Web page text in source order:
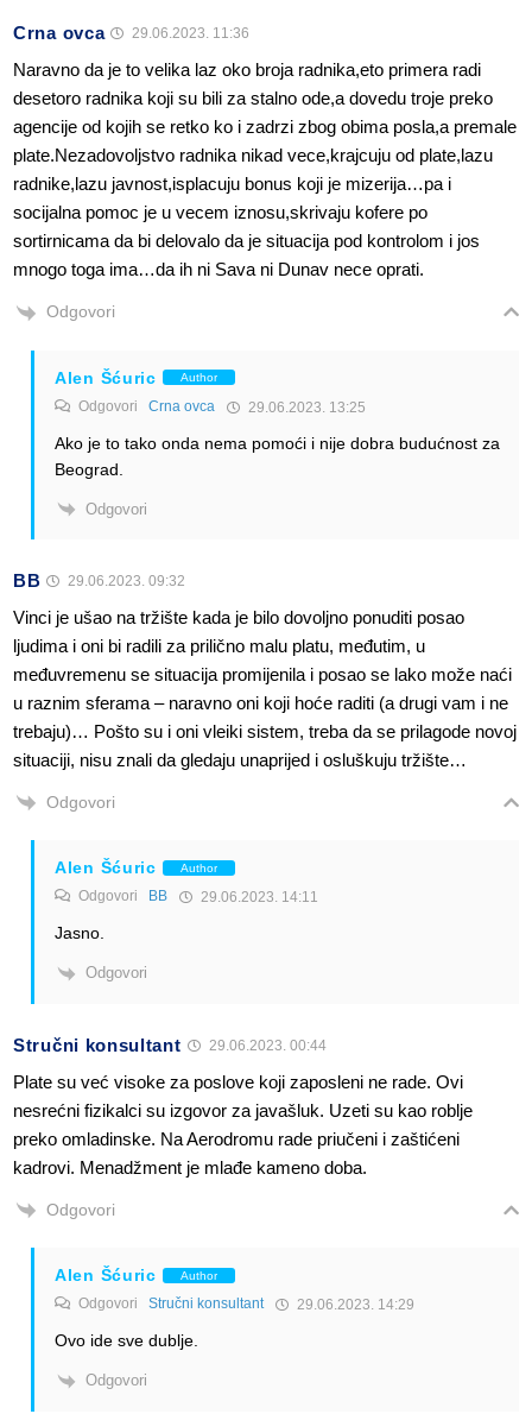
Crna ovca 29.06.2023. 11:36
Naravno da je to velika laz oko broja radnika,eto primera radi
desetoro radnika koji su bili za stalno ode,a dovedu troje preko
agencije od kojih se retko ko i zadrzi zbog obima posla,a premale
plate.Nezadovoljstvo radnika nikad vece,krajcuju od plate,lazu
radnike,lazu javnost,isplacuju bonus koji je mizerija…pa i
socijalna pomoc je u vecem iznosu,skrivaju kofere po
sortirnicama da bi delovalo da je situacija pod kontrolom i jos
mnogo toga ima…da ih ni Sava ni Dunav nece oprati.
Odgovori
Alen Šćuric Author
Odgovori Crna ovca 29.06.2023. 13:25
Ako je to tako onda nema pomoći i nije dobra budućnost za
Beograd.
Odgovori
BB 29.06.2023. 09:32
Vinci je ušao na tržište kada je bilo dovoljno ponuditi posao
ljudima i oni bi radili za prilično malu platu, međutim, u
međuvremenu se situacija promijenila i posao se lako može naći
u raznim sferama – naravno oni koji hoće raditi (a drugi vam i ne
trebaju)… Pošto su i oni vleiki sistem, treba da se prilagode novoj
situaciji, nisu znali da gledaju unaprijed i osluškuju tržište…
Odgovori
Alen Šćuric Author
Odgovori BB 29.06.2023. 14:11
Jasno.
Odgovori
Stručni konsultant 29.06.2023. 00:44
Plate su već visoke za poslove koji zaposleni ne rade. Ovi
nesrećni fizikalci su izgovor za javašluk. Uzeti su kao roblje
preko omladinske. Na Aerodromu rade priučeni i zaštićeni
kadrovi. Menadžment je mlađe kameno doba.
Odgovori
Alen Šćuric Author
Odgovori Stručni konsultant 29.06.2023. 14:29
Ovo ide sve dublje.
Odgovori